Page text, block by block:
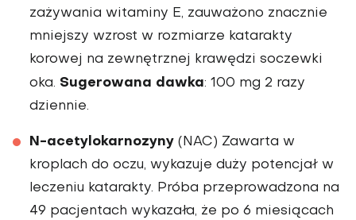
zażywania witaminy E, za­uważono znacznie
mniejszy wzrost w rozmiarze katarak­ty
korowej na zewnętrznej krawędzi soczewki
oka. Sugerowana dawka: 100 mg 2 razy
dziennie.
N-acetylokarnozyny (NAC) Zawarta w
kroplach do oczu, wykazuje duży potencjał w
leczeniu katarakty. Próba przeprowadzona na
49 pa­cjentach wykazała, że po 6 miesiącach